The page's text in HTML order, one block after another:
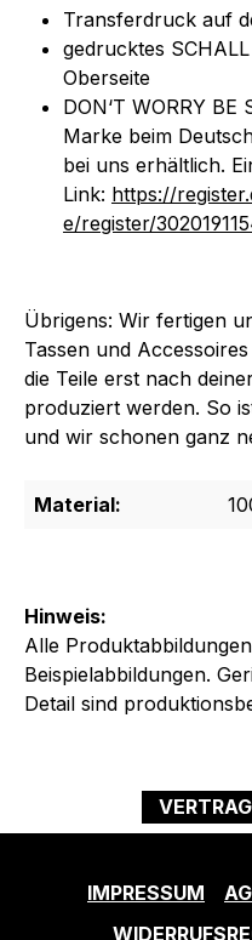
Hinweis:
Alle
Beispielabbildungen.
Detail sind
Transferdruck auf
gedrucktes
Oberseite
DON‘T WORRY BE
Marke beim
bei uns erhältlich.
Link: https://
e/register/
Übrigens: Wir fertigen
Tassen und
die Teile erst nach
produziert werden. So
und wir schonen ganz
Material:
IMPRESSUM